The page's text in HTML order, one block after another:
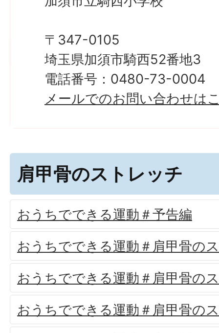
〒347-0105
埼玉県加須市騎西52番地3
電話番号：0480-73-0004
メールでのお問い合わせは
肩甲骨のストレッチ
おうちでできる運動＃予告編
おうちでできる運動＃肩甲骨の
おうちでできる運動＃肩甲骨の
おうちでできる運動＃肩甲骨の